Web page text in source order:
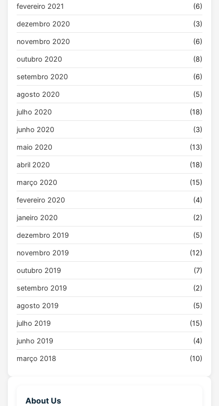
fevereiro 2021 (6)
dezembro 2020 (3)
novembro 2020 (6)
outubro 2020 (8)
setembro 2020 (6)
agosto 2020 (5)
julho 2020 (18)
junho 2020 (3)
maio 2020 (13)
abril 2020 (18)
março 2020 (15)
fevereiro 2020 (4)
janeiro 2020 (2)
dezembro 2019 (5)
novembro 2019 (12)
outubro 2019 (7)
setembro 2019 (2)
agosto 2019 (5)
julho 2019 (15)
junho 2019 (4)
março 2018 (10)
About Us